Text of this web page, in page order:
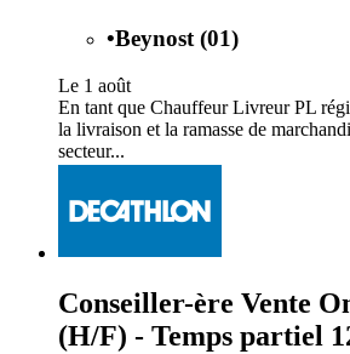
•Beynost (01)
Le 1 août
En tant que Chauffeur Livreur PL
la livraison et la ramasse de
secteur...
Conseiller-ère Vente
(H/F) - Temps partiel